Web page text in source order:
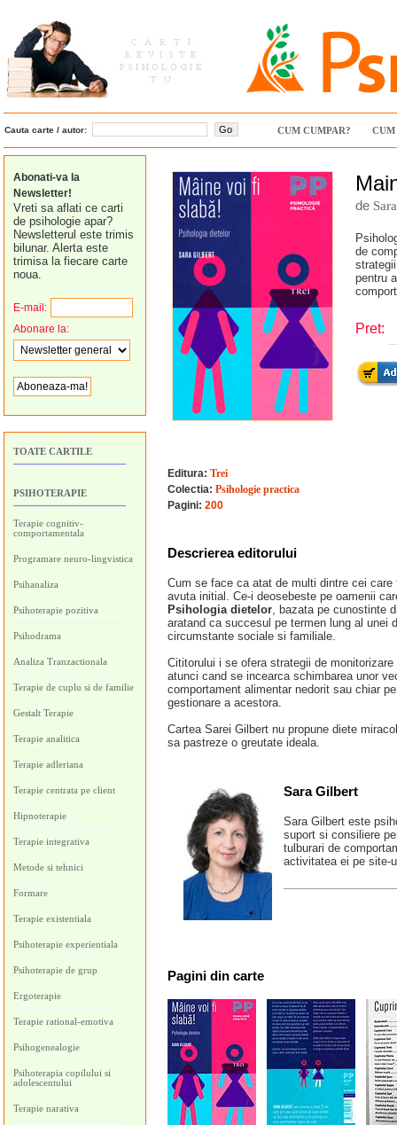
Cauta carte / autor: CUM CUMPAR? CUM
Abonati-va la
Newsletter!
Vreti sa aflati ce carti
de psihologie apar?
Newsletterul este trimis
bilunar. Alerta este
trimisa la fiecare carte
noua.
E-mail:
Abonare la:
TOATE CARTILE
PSIHOTERAPIE
Terapie cognitiv-
comportamentala
Programare neuro-lingvistica
Psihanaliza
Psihoterapie pozitiva
Psihodrama
Analiza Tranzactionala
Terapie de cuplu si de familie
Gestalt Terapie
Terapie analitica
Terapie adleriana
Terapie centrata pe client
Hipnoterapie
Terapie integrativa
Metode si tehnici
Formare
Terapie existentiala
Psihoterapie experientiala
Psihoterapie de grup
Ergoterapie
Terapie rational-emotiva
Psihogenealogie
Psihoterapia copilului si
adolescentului
Terapie narativa
de
de
pentru
Pret:
Editura: Trei
Colectia: Psihologie practica
Pagini: 200
Descrierea editorului
Cum se face ca atat de multi dintre cei
avuta initial. Ce-i deosebeste pe oamenii
Psihologia dietelor, bazata pe cunostinte
aratand ca succesul pe termen lung al unei
circumstante sociale si familiale.
Cititorului i se ofera strategii de
atunci cand se incearca schimbarea unor
comportament alimentar nedorit sau chiar
gestionare a acestora.
Cartea Sarei Gilbert nu propune diete
sa pastreze o greutate ideala.
Sara Gilbert
Sara Gilbert este
suport si consiliere
tulburari de
activitatea ei pe site-
Pagini din carte